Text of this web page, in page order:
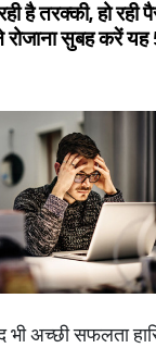
है तरक्की, हो रही
रोजाना सुबह करें
अच्छी सफलता